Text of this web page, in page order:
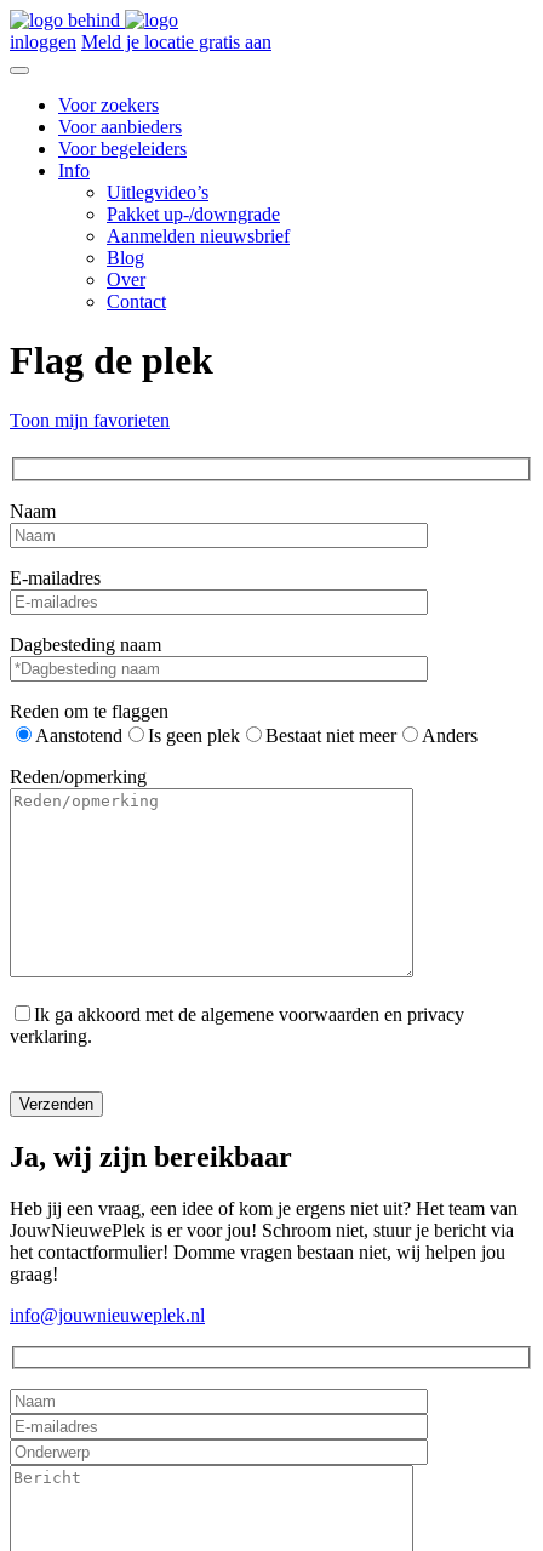
inloggen Meld je locatie gratis aan
Voor zoekers
Voor aanbieders
Voor begeleiders
Info
Uitlegvideo’s
Pakket up-/downgrade
Aanmelden nieuwsbrief
Blog
Over
Contact
Flag de plek
Toon mijn favorieten
Naam
E-mailadres
Dagbesteding naam
Reden om te flaggen
Aanstotend
Is geen plek Bestaat niet meer
Anders
Reden/opmerking
Ik ga akkoord met de algemene voorwaarden en privacy
verklaring.
Ja, wij zijn bereikbaar
Heb jij een vraag, een idee of kom je ergens niet uit? Het team van
JouwNieuwePlek is er voor jou! Schroom niet, stuur je bericht via
het contactformulier! Domme vragen bestaan niet, wij helpen jou
graag!
info@jouwnieuweplek.nl